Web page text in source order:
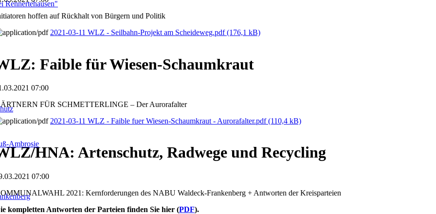
Rennertehausen"
Ambrosie
hoffen auf Rückhalt von Bürgern und Politik
2021-03-11 WLZ - Seilbahn-Projekt am Scheideweg.pdf(176,1 kB)
Faible für Wiesen-Schaumkraut
07:00
FÜR SCHMETTERLINGE – Der Aurorafalter
2021-03-11 WLZ - Faible fuer Wiesen-Schaumkraut - Aurorafalter.pdf(110,4 kB)
HNA: Artenschutz, Radwege und Recycling
07:00
2021: Kernforderungen des NABU Waldeck-Frankenberg + Antworten der Kreisparteien
kompletten Antworten der Parteien finden Sie hier (PDF).